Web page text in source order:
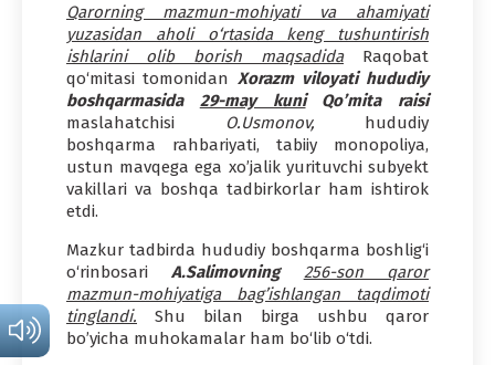
Qarorning mazmun-mohiyati va ahamiyati
yuzasidan aholi o‘rtasida keng tushuntirish
ishlarini olib borish maqsadidaRaqobat
qo‘mitasi tomonidan Xorazm viloyati hududiy
boshqarmasida 29-may kuniQo’mita raisi
maslahatchisi O.Usmonov, hududiy
boshqarma rahbariyati, tabiiy monopoliya,
ustun mavqega ega xo’jalik yurituvchi subyekt
vakillari va boshqa tadbirkorlar ham ishtirok
etdi.
Mazkur tadbirda hududiy boshqarma boshlig‘i
o‘rinbosariA.Salimovning
256-son qaror
mazmun-mohiyatiga bag’ishlangan taqdimoti
tinglandi. Shu bilan birga ushbu qaror
bo’yicha muhokamalar ham bo‘lib o‘tdi.